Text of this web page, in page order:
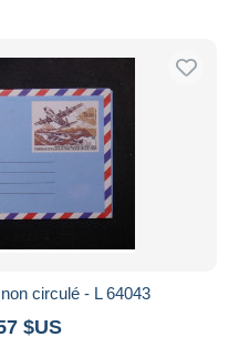
circulé - L 64043
$US